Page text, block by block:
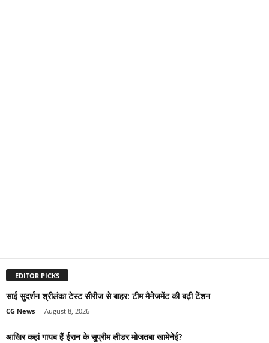
EDITOR PICKS
साई सुदर्शन श्रीलंका टेस्ट सीरीज से बाहर: टीम मैनेजमेंट की बढ़ी टेंशन
CG News - August 8, 2026
आखिर कहां गायब हैं ईरान के सुप्रीम लीडर मोजतबा खामेनेई?